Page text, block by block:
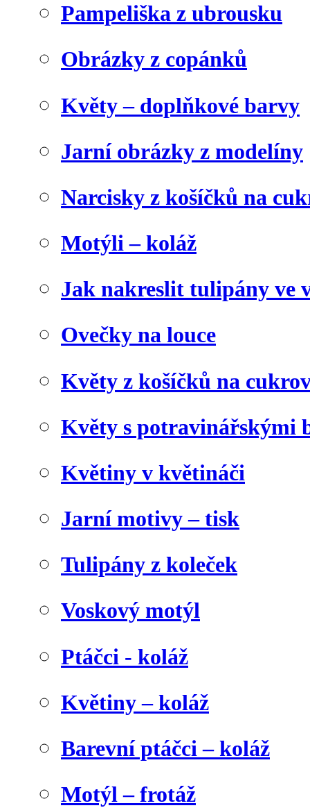
Pampeliška z ubrousku
Obrázky z copánků
Květy – doplňkové barvy
Jarní obrázky z modelíny
Narcisky z košíčků na
Motýli – koláž
Jak nakreslit tulipány ve
Ovečky na louce
Květy z košíčků na
Květy s potravinářskými
Květiny v květináči
Jarní motivy – tisk
Tulipány z koleček
Voskový motýl
Ptáčci - koláž
Květiny – koláž
Barevní ptáčci – koláž
Motýl – frotáž